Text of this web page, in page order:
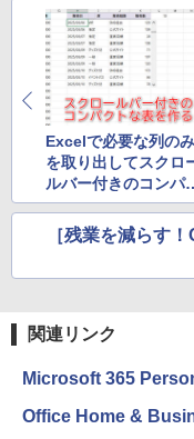
Excelで必要な列のみ
を取り出してスクロ
ルバー付きのコンパ
トな表を作るテク
［残業を減らす
関連リンク
Microsoft 365
Office Home &